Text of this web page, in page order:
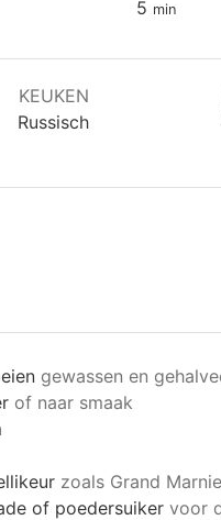
5minuten
min
KEUKEN
Russisch
gewassen en
of naar smaak
zoals Grand
of poedersuiker voor